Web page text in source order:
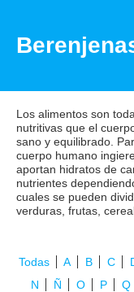
Los alimentos son
nutritivas que el
sano y equilibrado.
cuerpo humano
aportan hidratos de
nutrientes
cuales se pueden
verduras, frutas,
Todas A B C
N
Ñ O P Q